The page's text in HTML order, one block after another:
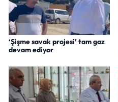
‘Şişme savak projesi’ tam gaz
devam ediyor